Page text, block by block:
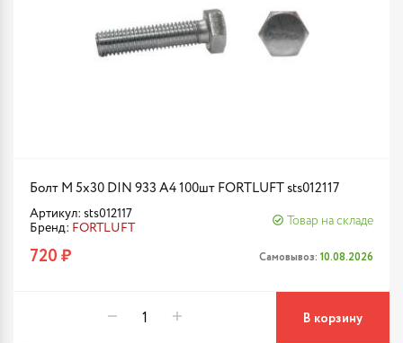
Болт М 5х30 DIN 933 A4 100шт FORTLUFT sts012117
Артикул: sts012117
Бренд: FORTLUFT
Товар на складе
720 ₽ Самовывоз: 10.08.2026
В корзину